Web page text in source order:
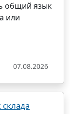
общий язык
или
07.08.2026